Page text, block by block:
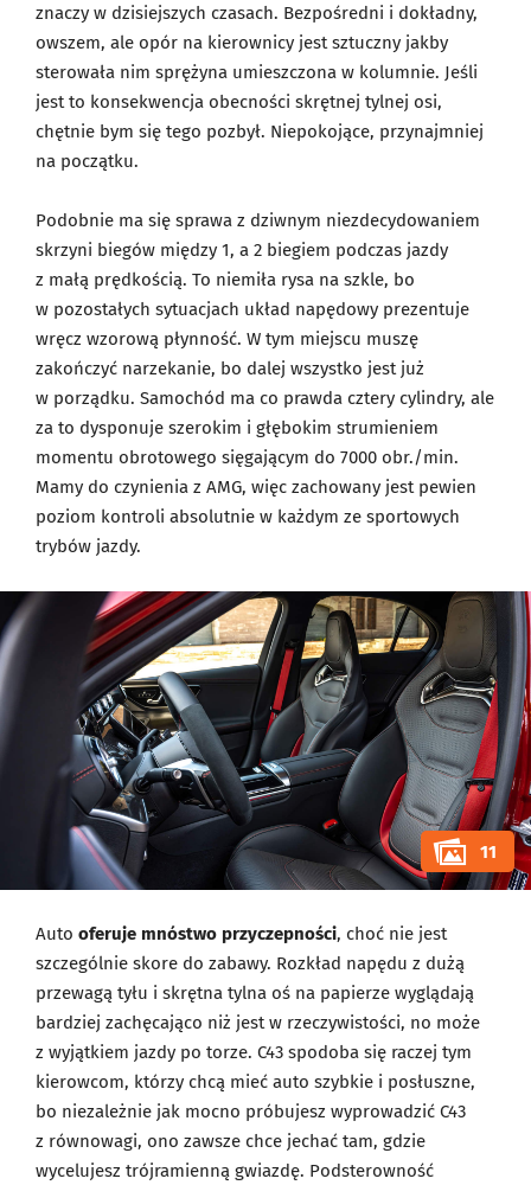
znaczy w dzisiejszych czasach. Bezpośredni i dokładny,
owszem, ale opór na kierownicy jest sztuczny jakby
sterowała nim sprężyna umieszczona w kolumnie. Jeśli
jest to konsekwencja obecności skrętnej tylnej osi,
chętnie bym się tego pozbył. Niepokojące, przynajmniej
na początku.
Podobnie ma się sprawa z dziwnym niezdecydowaniem
skrzyni biegów między 1, a 2 biegiem podczas jazdy
z małą prędkością. To niemiła rysa na szkle, bo
w pozostałych sytuacjach układ napędowy prezentuje
wręcz wzorową płynność. W tym miejscu muszę
zakończyć narzekanie, bo dalej wszystko jest już
w porządku. Samochód ma co prawda cztery cylindry, ale
za to dysponuje szerokim i głębokim strumieniem
momentu obrotowego sięgającym do 7000 obr./min.
Mamy do czynienia z AMG, więc zachowany jest pewien
poziom kontroli absolutnie w każdym ze sportowych
trybów jazdy.
11
Auto oferuje mnóstwo przyczepności, choć nie jest
szczególnie skore do zabawy. Rozkład napędu z dużą
przewagą tyłu i skrętna tylna oś na papierze wyglądają
bardziej zachęcająco niż jest w rzeczywistości, no może
z wyjątkiem jazdy po torze. C43 spodoba się raczej tym
kierowcom, którzy chcą mieć auto szybkie i posłuszne,
bo niezależnie jak mocno próbujesz wyprowadzić C43
z równowagi, ono zawsze chce jechać tam, gdzie
wycelujesz trójramienną gwiazdę. Podsterowność